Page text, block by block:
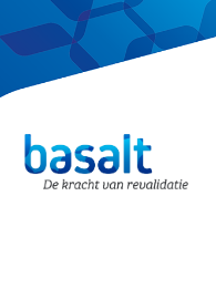
Direct naar de content
Direct naar de